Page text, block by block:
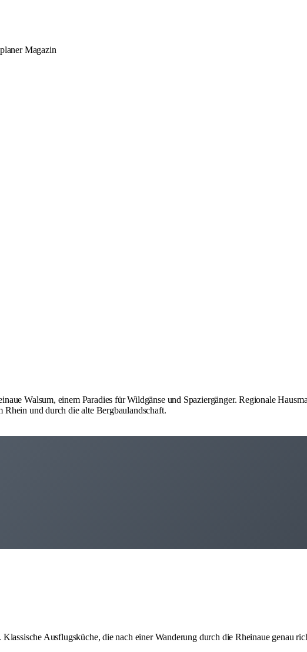
Magazin
Walsum, einem Paradies für Wildgänse und Spaziergänger. Regionale
Rhein und durch die alte Bergbaulandschaft.
Ausflugsküche, die nach einer Wanderung durch die Rheinaue genau